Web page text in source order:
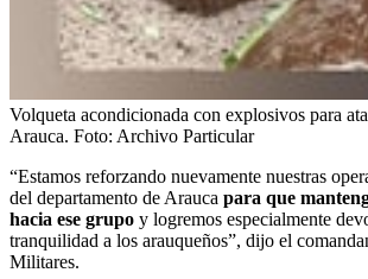
Volqueta acondicionada con explosivos para
Arauca. Foto: Archivo Particular
“Estamos reforzando nuevamente nuestras
del departamento de Arauca para que
hacia ese grupo y logremos especialmente
tranquilidad a los arauqueños”, dijo el
Militares.